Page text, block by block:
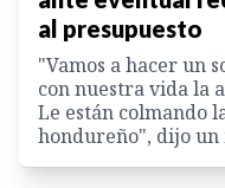
al presupuesto
"Vamos a hacer un
con nuestra vida la
Le están colmando
hondureño", dijo